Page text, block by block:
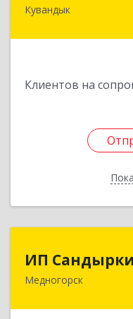
Кувандык
Клиентов на
462220,
ИП
Медногорск462270,